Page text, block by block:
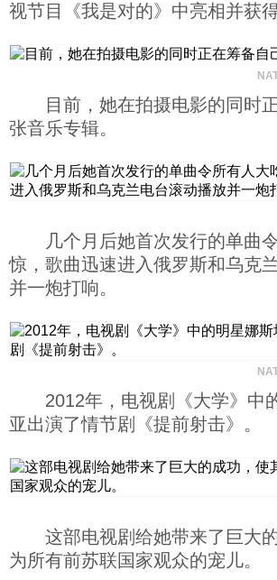
视节目《我是对的》中亮相并获
目前，她在拍摄电影的同时
张音乐专辑。
几个月后她首次发行的单曲
惊，歌曲迅速进入俄罗斯和乌克
并一炮打响。
2012年，电视剧《大学》中
亚出演了情节剧《提前射击》。
这部电视剧给她带来了巨大
为所有前苏联国家观众的宠儿。